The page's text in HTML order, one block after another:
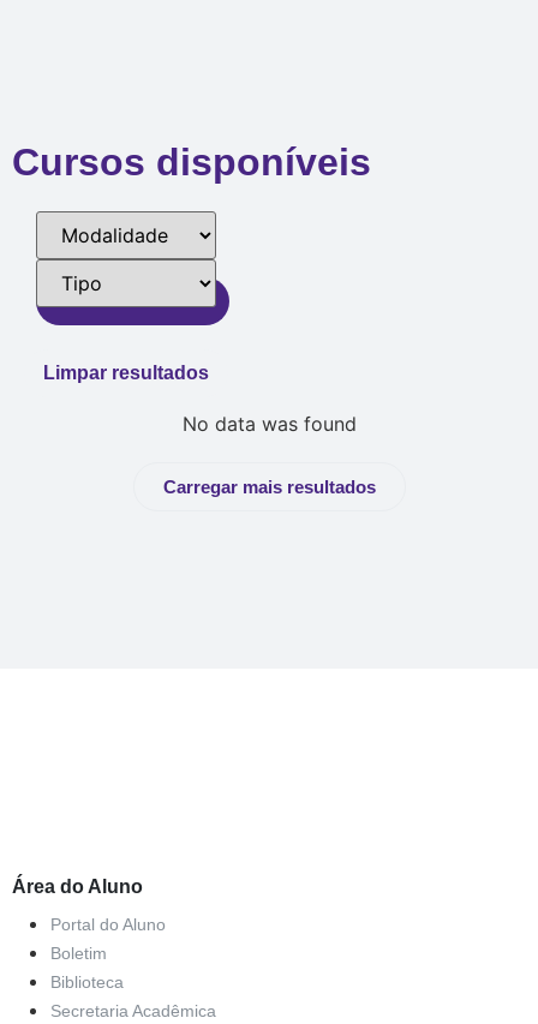
Cursos disponíveis
Filtrar resultados
Limpar resultados
No data was found
Carregar mais resultados
Área do Aluno
Portal do Aluno
Boletim
Biblioteca
Secretaria Acadêmica